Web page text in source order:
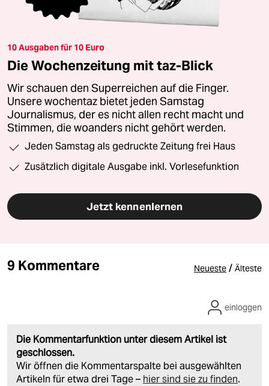
10 Ausgaben für 10 Euro
Die Wochenzeitung mit taz-Blick
Wir schauen den Superreichen auf die Finger.
Unsere wochentaz bietet jeden Samstag
Journalismus, der es nicht allen recht macht und
Stimmen, die woanders nicht gehört werden.
Jeden Samstag als gedruckte Zeitung frei Haus
Zusätzlich digitale Ausgabe inkl. Vorlesefunktion
Jetzt kennenlernen
9 Kommentare Neueste / Älteste
Die Kommentarfunktion unter diesem Artikel ist
geschlossen.
Wir öffnen die Kommentarspalte bei ausgewählten
Artikeln für etwa drei Tage – hier sind sie zu finden.
einloggen